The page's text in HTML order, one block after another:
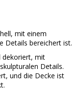
mit einem
Details bereichert ist.
dekoriert, mit
Details.
und die Decke ist